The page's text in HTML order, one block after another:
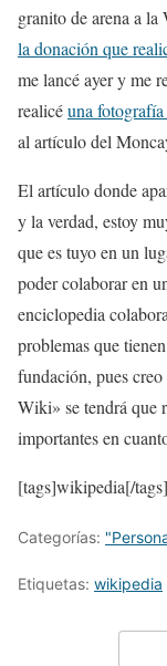
granito de arena a
la donación que
me lancé ayer y me
realicéuna
al artículo del
El artículo donde
y la verdad, estoy
que es tuyo en un
poder colaborar en
enciclopedia
problemas que
fundación, pues
Wiki» se tendrá que
importantes en
[tags]wikipedia[/tags]
Categorías:
Etiquetas: wikipedia